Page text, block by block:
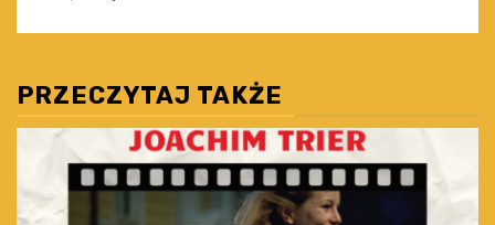
PRZECZYTAJ TAKŻE